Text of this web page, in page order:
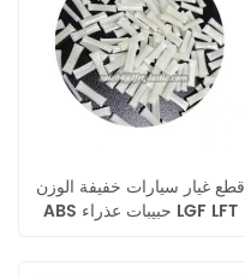
قطع غيار سيارات خفيفة الوزن
ABS حبيبات عذراء LGF LFT